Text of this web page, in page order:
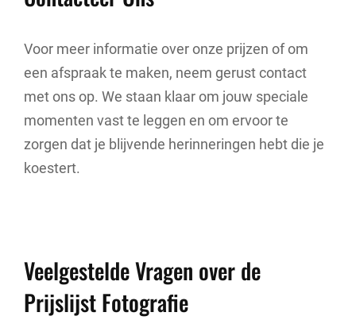
Voor meer informatie over onze prijzen of om
een afspraak te maken, neem gerust contact
met ons op. We staan klaar om jouw speciale
momenten vast te leggen en om ervoor te
zorgen dat je blijvende herinneringen hebt die je
koestert.
Veelgestelde Vragen over de
Prijslijst Fotografie